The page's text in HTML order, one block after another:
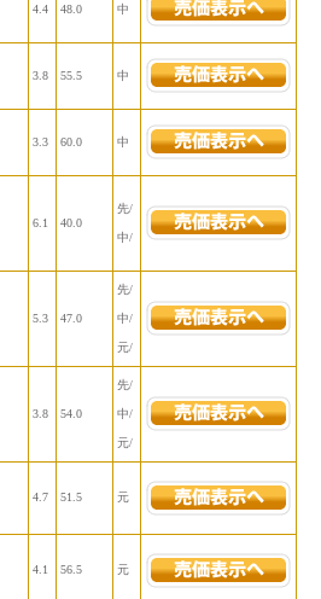
4.4 48.0 中
3.8 55.5 中
3.3 60.0 中
6.1 40.0
先/
中/
5.3 47.0
先/
中/
元/
3.8 54.0
先/
中/
元/
4.7 51.5 元
4.1 56.5 元